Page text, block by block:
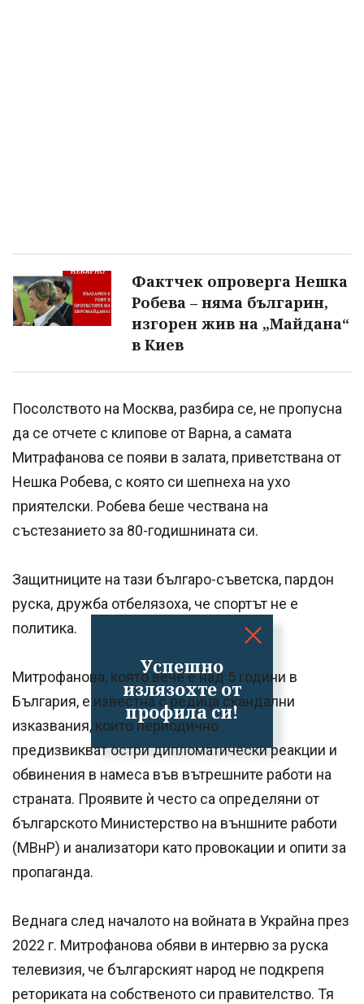
Успешно
излязохте от
профила си!
Фактчек опроверга Нешка
Робева – няма българин,
изгорен жив на „Майдана“
в Киев
Посолството на Москва, разбира се, не пропусна
да се отчете с клипове от Варна, а самата
Митрафанова се появи в залата, приветствана от
Нешка Робева, с която си шепнеха на ухо
приятелски. Робева беше чествана на
състезанието за 80-годишнината си.
Защитниците на тази българо-съветска, пардон
руска, дружба отбелязоха, че спортът не е
политика.
Митрофанова, която вече е над 5 години в
България, е известна с редица скандални
изказвания, които периодично
предизвикват остри дипломатически реакции и
обвинения в намеса във вътрешните работи на
страната. Проявите ѝ често са определяни от
българското Министерство на външните работи
(МВнР) и анализатори като провокации и опити за
пропаганда.
Веднага след началото на войната в Украйна през
2022 г. Митрофанова обяви в интервю за руска
телевизия, че българският народ не подкрепя
реториката на собственото си правителство. Тя